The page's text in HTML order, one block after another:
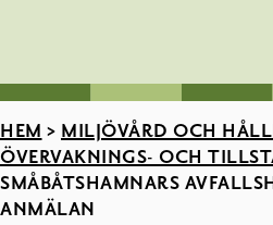
HEM > MILJÖVÅRD OCH
ÖVERVAKNINGS- OCH
SMÅBÅTSHAMNARS
ANMÄLAN